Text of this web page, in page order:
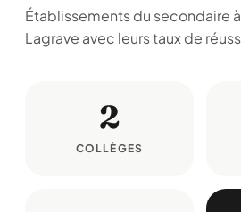
Établissements du secondaire
Lagrave avec leurs taux de
2
COLLÈGES